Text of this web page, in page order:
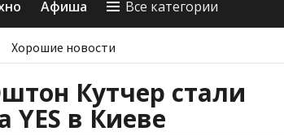
Афиша Все категории
Хорошие новости
Кутчер стали
YES в Киеве